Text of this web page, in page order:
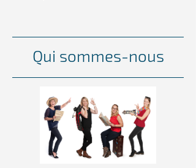
Qui sommes-nous